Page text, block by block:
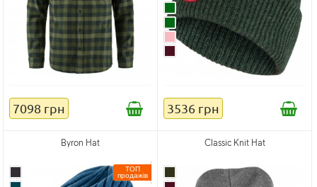
7098 грн 3536 грн
Byron Hat
ТОП
продажів
Classic Knit Hat